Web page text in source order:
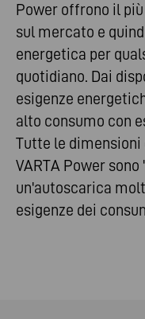
Power offrono il
sul mercato e
energetica per
quotidiano. Dai
esigenze
alto consumo con
Tutte le
VARTA Power
un'autoscarica
esigenze dei